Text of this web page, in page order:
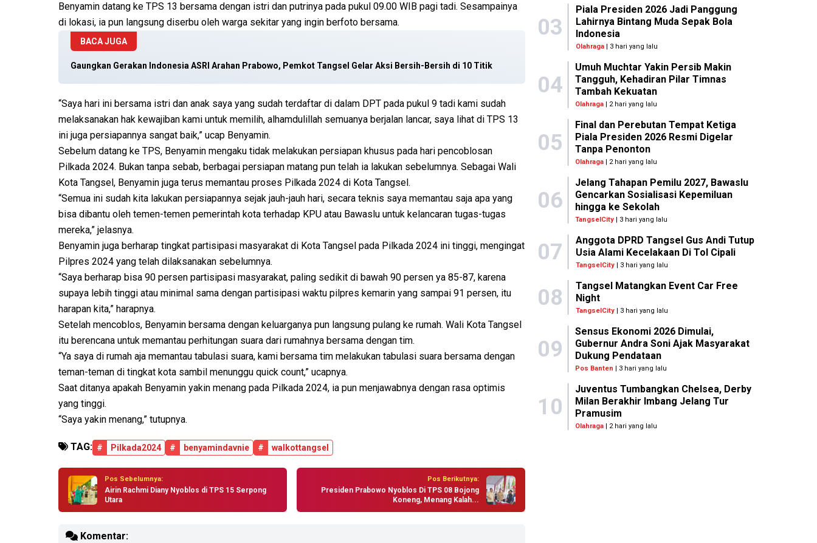
Benyamin datang ke TPS 13 bersama dengan istri dan putrinya pada pukul 09.00 WIB pagi tadi. Sesampainya
di lokasi, ia pun langsung diserbu oleh warga sekitar yang ingin berfoto bersama.
BACA JUGA
Gaungkan Gerakan Indonesia ASRI Arahan Prabowo, Pemkot Tangsel Gelar Aksi Bersih-Bersih di 10 Titik
“Saya hari ini bersama istri dan anak saya yang sudah terdaftar di dalam DPT pada pukul 9 tadi kami sudah
melaksanakan hak kewajiban kami untuk memilih, alhamdulillah semuanya berjalan lancar, saya lihat di TPS 13
ini juga persiapannya sangat baik,” ucap Benyamin.
Sebelum datang ke TPS, Benyamin mengaku tidak melakukan persiapan khusus pada hari pencoblosan
Pilkada 2024. Bukan tanpa sebab, berbagai persiapan matang pun telah ia lakukan sebelumnya. Sebagai Wali
Kota Tangsel, Benyamin juga terus memantau proses Pilkada 2024 di Kota Tangsel.
“Semua ini sudah kita lakukan persiapannya sejak jauh-jauh hari, secara teknis saya memantau saja apa yang
bisa dibantu oleh temen-temen pemerintah kota terhadap KPU atau Bawaslu untuk kelancaran tugas-tugas
mereka,” jelasnya.
Benyamin juga berharap tingkat partisipasi masyarakat di Kota Tangsel pada Pilkada 2024 ini tinggi, mengingat
Pilpres 2024 yang telah dilaksanakan sebelumnya.
“Saya berharap bisa 90 persen partisipasi masyarakat, paling sedikit di bawah 90 persen ya 85-87, karena
supaya lebih tinggi atau minimal sama dengan partisipasi waktu pilpres kemarin yang sampai 91 persen, itu
harapan kita,” harapnya.
Setelah mencoblos, Benyamin bersama dengan keluarganya pun langsung pulang ke rumah. Wali Kota Tangsel
itu berencana untuk memantau perhitungan suara dari rumahnya bersama dengan tim.
“Ya saya di rumah aja memantau tabulasi suara, kami bersama tim melakukan tabulasi suara bersama dengan
teman-teman di tingkat kota sambil menunggu quick count,” ucapnya.
Saat ditanya apakah Benyamin yakin menang pada Pilkada 2024, ia pun menjawabnya dengan rasa optimis
yang tinggi.
“Saya yakin menang,” tutupnya.
TAG: # Pilkada2024 # benyamindavnie # walkottangsel
Pos Sebelumnya:
Airin Rachmi Diany Nyoblos di TPS 15 Serpong
Utara
Pos Berikutnya:
Presiden Prabowo Nyoblos Di TPS 08 Bojong
Koneng, Menang Kalah...
Komentar:
03
Piala Presiden 2026 Jadi Panggung
Lahirnya Bintang Muda Sepak Bola
Indonesia
Olahraga| 3 hari yang lalu
04
Umuh Muchtar Yakin Persib Makin
Tangguh, Kehadiran Pilar Timnas
Tambah Kekuatan
Olahraga | 2 hari yang lalu
05
Final dan Perebutan Tempat Ketiga
Piala Presiden 2026 Resmi Digelar
Tanpa Penonton
Olahraga | 2 hari yang lalu
06
Jelang Tahapan Pemilu 2027, Bawaslu
Gencarkan Sosialisasi Kepemiluan
hingga ke Sekolah
TangselCity | 3 hari yang lalu
07
Anggota DPRD Tangsel Gus Andi Tutup
Usia Alami Kecelakaan Di Tol Cipali
TangselCity| 3 hari yang lalu
08
Tangsel Matangkan Event Car Free
Night
TangselCity| 3 hari yang lalu
09
Sensus Ekonomi 2026 Dimulai,
Gubernur Andra Soni Ajak Masyarakat
Dukung Pendataan
Pos Banten | 3 hari yang lalu
10
Juventus Tumbangkan Chelsea, Derby
Milan Berakhir Imbang Jelang Tur
Pramusim
Olahraga | 2 hari yang lalu